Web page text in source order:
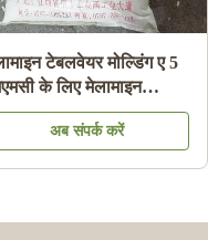
मेलामाइन टेबलवेयर
एमएमसी के लिए
केमिकल मोल्डिंग राल
पाउडर: